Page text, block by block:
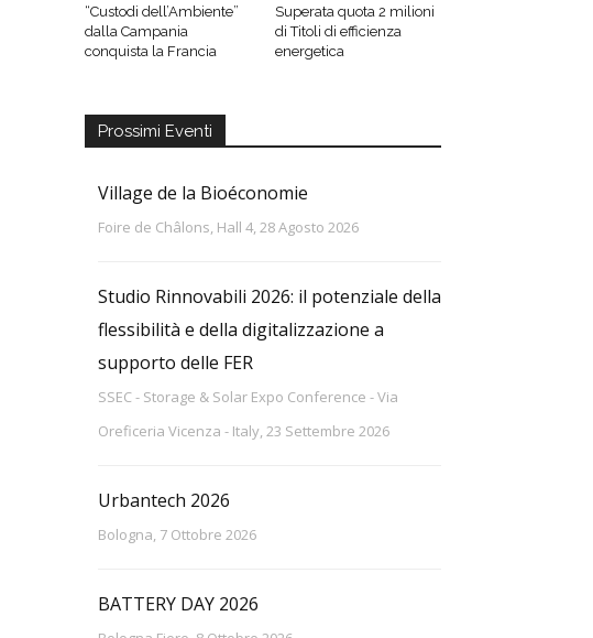
“Custodi dell’Ambiente”
dalla Campania
conquista la Francia
Superata quota 2 milioni
di Titoli di efficienza
energetica
Prossimi Eventi
Village de la Bioéconomie
Foire de Châlons, Hall 4, 28 Agosto 2026
Studio Rinnovabili 2026: il potenziale della
flessibilità e della digitalizzazione a
supporto delle FER
SSEC - Storage & Solar Expo Conference - Via
Oreficeria Vicenza - Italy, 23 Settembre 2026
Urbantech 2026
Bologna, 7 Ottobre 2026
BATTERY DAY 2026